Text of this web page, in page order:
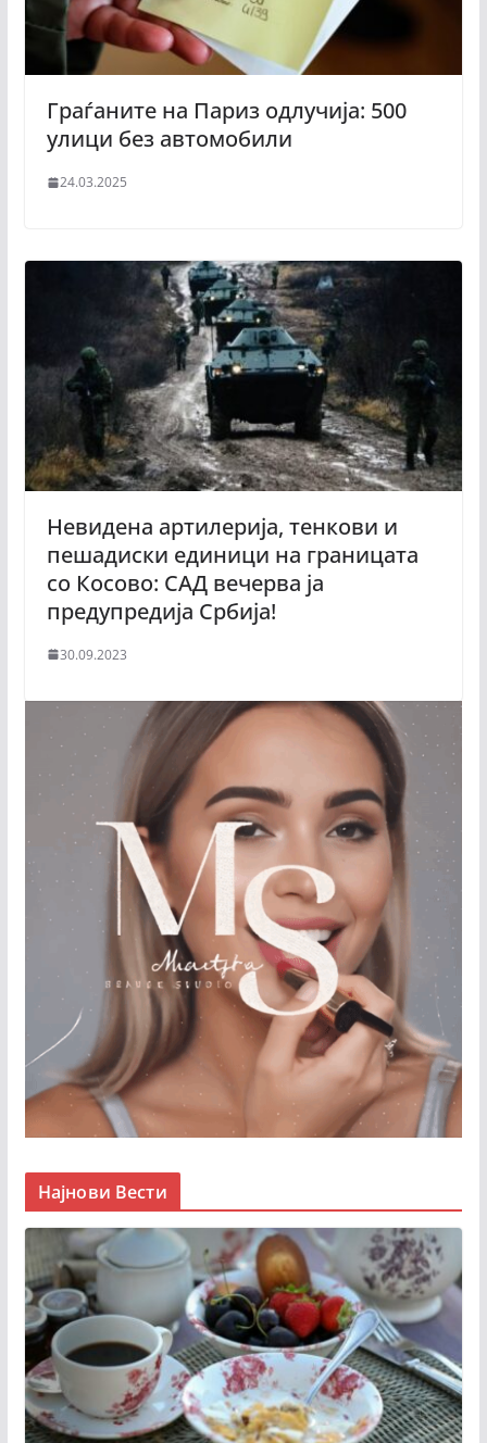
Граѓаните на Париз одлучија: 500
улици без автомобили
24.03.2025
Невидена артилерија, тенкови и
пешадиски единици на границата
со Косово: САД вечерва ја
предупредија Србија!
30.09.2023
Најнови Вести